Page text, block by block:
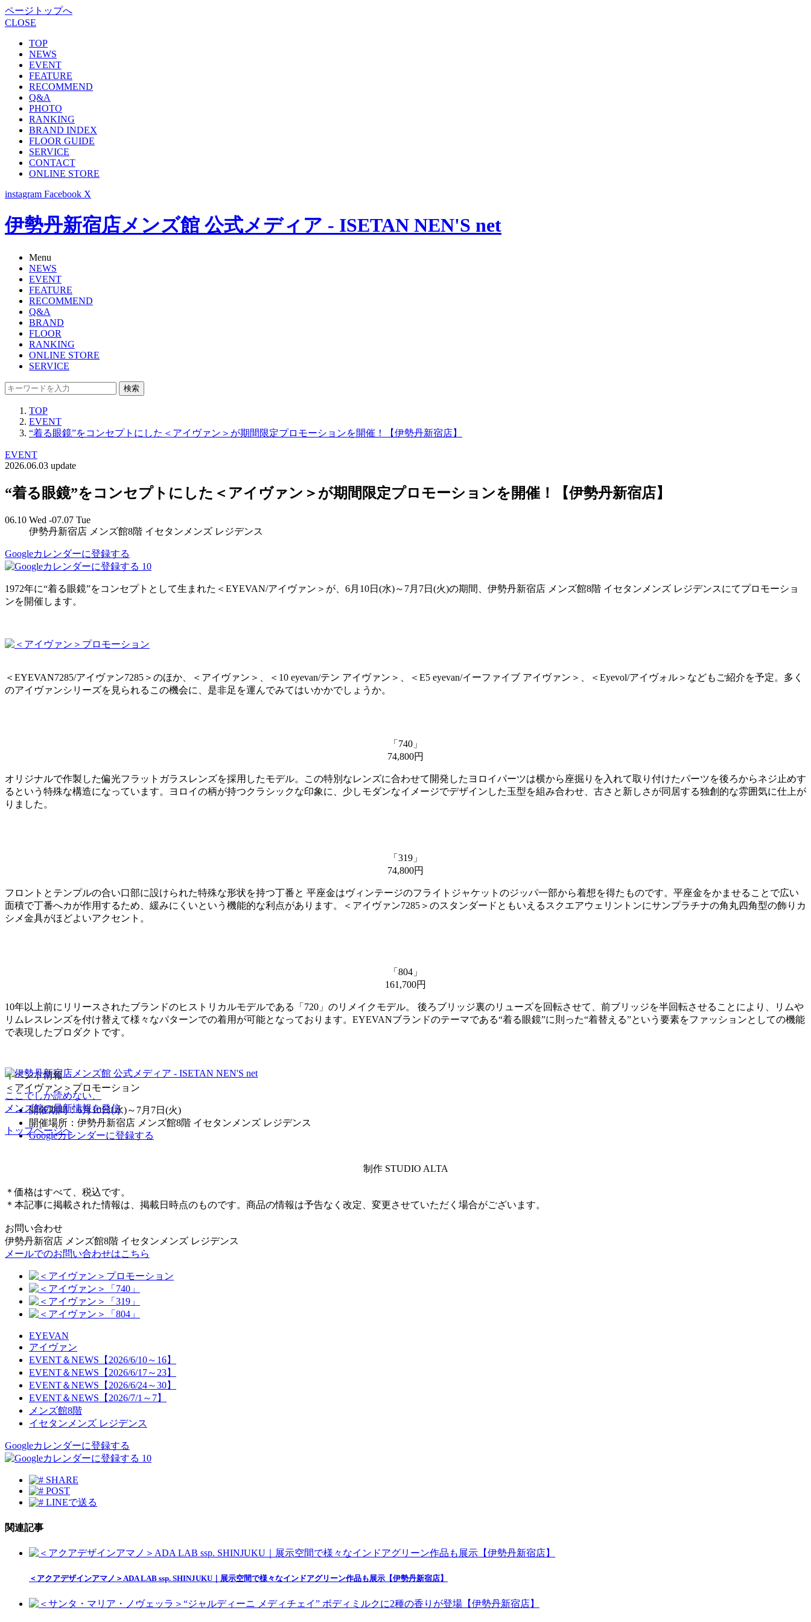
ページトップへ
CLOSE
TOP
NEWS
EVENT
FEATURE
RECOMMEND
Q&A
PHOTO
RANKING
BRAND INDEX
FLOOR GUIDE
SERVICE
CONTACT
ONLINE STORE
instagram Facebook X
伊勢丹新宿店メンズ館 公式メディア - ISETAN NEN'S net
Menu
NEWS
EVENT
FEATURE
RECOMMEND
Q&A
BRAND
FLOOR
RANKING
ONLINE STORE
SERVICE
検索
TOP
EVENT
“着る眼鏡”をコンセプトにした＜アイヴァン＞が期間限定プロモーションを開催！【伊勢丹新宿店】
EVENT
2026.06.03 update
“着る眼鏡”をコンセプトにした＜アイヴァン＞が期間限定プロモーションを開催！【伊勢丹新宿店】
06.10 Wed -07.07 Tue
伊勢丹新宿店 メンズ館8階 イセタンメンズ レジデンス
Googleカレンダーに登録する
10
1972年に“着る眼鏡”をコンセプトとして生まれた＜EYEVAN/アイヴァン＞が、6月10日(水)～7月7日(火)の期間、伊勢丹新宿店 メンズ館8階 イセタンメンズ レジデンスにてプロモーショ
ンを開催します。
＜EYEVAN7285/アイヴァン7285＞のほか、＜アイヴァン＞、＜10 eyevan/テン アイヴァン＞、＜E5 eyevan/イーファイブ アイヴァン＞、＜Eyevol/アイヴォル＞などもご紹介を予定。多く
のアイヴァンシリーズを見られるこの機会に、是非足を運んでみてはいかかでしょうか。
「740」
74,800円
オリジナルで作製した偏光フラットガラスレンズを採用したモデル。この特別なレンズに合わせて開発したヨロイパーツは横から座掘りを入れて取り付けたパーツを後ろからネジ止めす
るという特殊な構造になっています。ヨロイの柄が持つクラシックな印象に、少しモダンなイメージでデザインした玉型を組み合わせ、古さと新しさが同居する独創的な雰囲気に仕上が
りました。
「319」
74,800円
フロントとテンプルの合い口部に設けられた特殊な形状を持つ丁番と 平座金はヴィンテージのフライトジャケットのジッパ一部から着想を得たものです。平座金をかませることで広い
面積で丁番へカが作用するため、緩みにくいという機能的な利点があります。＜アイヴァン7285＞のスタンダードともいえるスクエアウェリントンにサンプラチナの角丸四角型の飾りカ
シメ金具がほどよいアクセント。
「804」
161,700円
10年以上前にリリースされたブランドのヒストリカルモデルである「720」のリメイクモデル。 後ろブリッジ裏のリューズを回転させて、前ブリッジを半回転させることにより、リムや
リムレスレンズを付け替えて様々なパターンでの着用が可能となっております。EYEVANブランドのテーマである“着る眼鏡”に則った“着替える”という要素をファッションとしての機能
で表現したプロダクトです。
イベント情報
＜アイヴァン＞プロモーション
開催期間：6月10日(水)～7月7日(火)
開催場所：伊勢丹新宿店 メンズ館8階 イセタンメンズ レジデンス
Googleカレンダーに登録する
制作 STUDIO ALTA
＊価格はすべて、税込です。
＊本記事に掲載された情報は、掲載日時点のものです。商品の情報は予告なく改定、変更させていただく場合がございます。
お問い合わせ
伊勢丹新宿店 メンズ館8階 イセタンメンズ レジデンス
メールでのお問い合わせはこちら
EYEVAN
アイヴァン
EVENT＆NEWS【2026/6/10～16】
EVENT＆NEWS【2026/6/17～23】
EVENT＆NEWS【2026/6/24～30】
EVENT＆NEWS【2026/7/1～7】
メンズ館8階
イセタンメンズ レジデンス
Googleカレンダーに登録する
10
SHARE
POST
LINEで送る
関連記事
＜アクアデザインアマノ＞ADA LAB ssp. SHINJUKU｜展示空間で様々なインドアグリーン作品も展示【伊勢丹新宿店】
ここでしか読めない、
メンズ館の最新情報を発信
トップページへ